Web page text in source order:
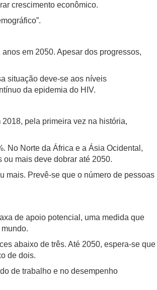
crescimento econômico.
em 2050. Apesar dos progressos,
situação deve-se aos níveis
da epidemia do HIV.
pela primeira vez na história,
No Norte da África e a Ásia Ocidental,
mais deve dobrar até 2050.
mais. Prevê-se que o número de pessoas
de apoio potencial, uma medida que
abaixo de três. Até 2050, espera-se que
de dois.
de trabalho e no desempenho